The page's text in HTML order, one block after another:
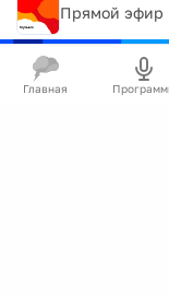
Прямой эфир
Главная